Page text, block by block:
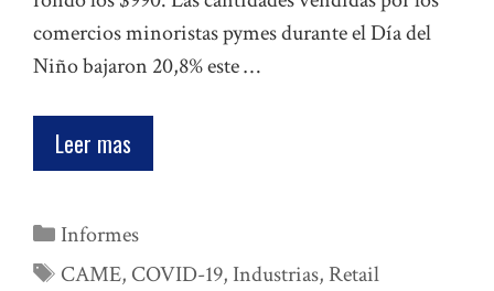
comercios minoristas pymes durante el Día del
Niño bajaron 20,8% este …
Leer mas
Categorías
Informes
Etiquetas
CAME, COVID-19, Industrias, Retail